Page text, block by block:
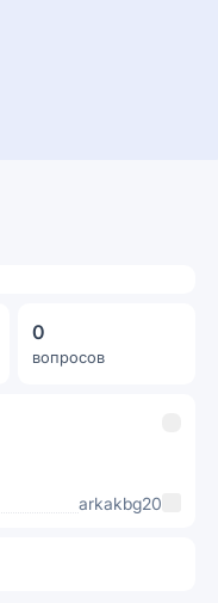
0
вопросов
arkakbg20